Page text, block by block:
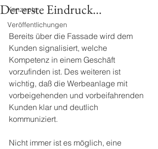
Konzepte
Veröffentlichungen
Der erste Eindruck...
Bereits über die Fassade wird dem
Kunden signalisiert, welche
Kompetenz in einem Geschäft
vorzufinden ist. Des weiteren ist
wichtig, daß die Werbeanlage mit
vorbeigehenden und vorbeifahrenden
Kunden klar und deutlich
kommuniziert.
Nicht immer ist es möglich, eine